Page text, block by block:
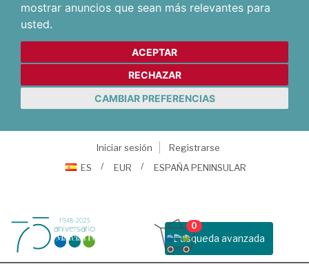
mostrar anuncios que sean más relevantes para
usted.
ACEPTAR
RECHAZAR
CAMBIAR PREFERENCIAS
Iniciar sesión
Registrarse
ES
EUR ESPAÑA PENINSULAR
Busqueda avanzada
0